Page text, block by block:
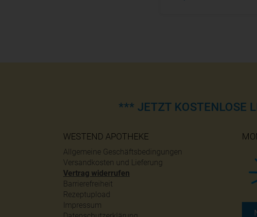
*** JETZT KOSTENLOSE
WESTEND APOTHEKE
Allgemeine Geschäftsbedingungen
Versandkosten und Lieferung
Vertrag widerrufen
Barrierefreiheit
Rezeptupload
Impressum